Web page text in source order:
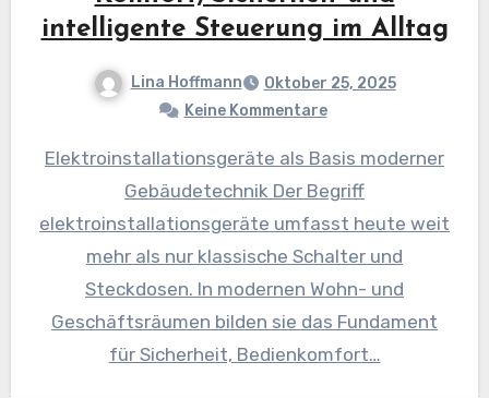
intelligente Steuerung im Alltag
Lina Hoffmann
Oktober 25, 2025
Keine Kommentare
Elektroinstallationsgeräte als Basis moderner
Gebäudetechnik Der Begriff
elektroinstallationsgeräte umfasst heute weit
mehr als nur klassische Schalter und
Steckdosen. In modernen Wohn- und
Geschäftsräumen bilden sie das Fundament
für Sicherheit, Bedienkomfort…